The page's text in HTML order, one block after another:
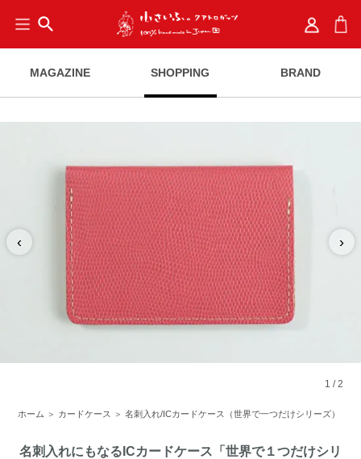
search
MAGAZINE SHOPPING BRAND
‹ ›
1 /2
ホーム ＞ カードケース ＞名刺入れ/ICカードケース（世界で一つだけシリーズ）
名刺入れにもなるICカードケース「世界で１つだけシリ